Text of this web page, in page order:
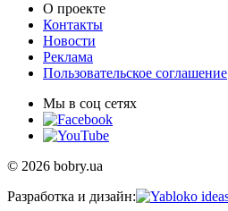
О проекте
Контакты
Новости
Реклама
Пользовательское соглашение
Мы в соц сетях
© 2026 bobry.ua
Разработка и дизайн: